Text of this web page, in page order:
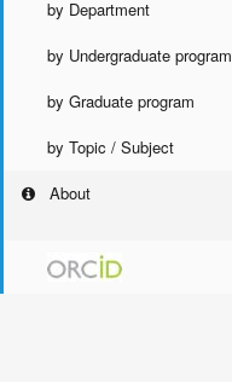
by Department
by Undergraduate program
by Graduate program
by Topic / Subject
About